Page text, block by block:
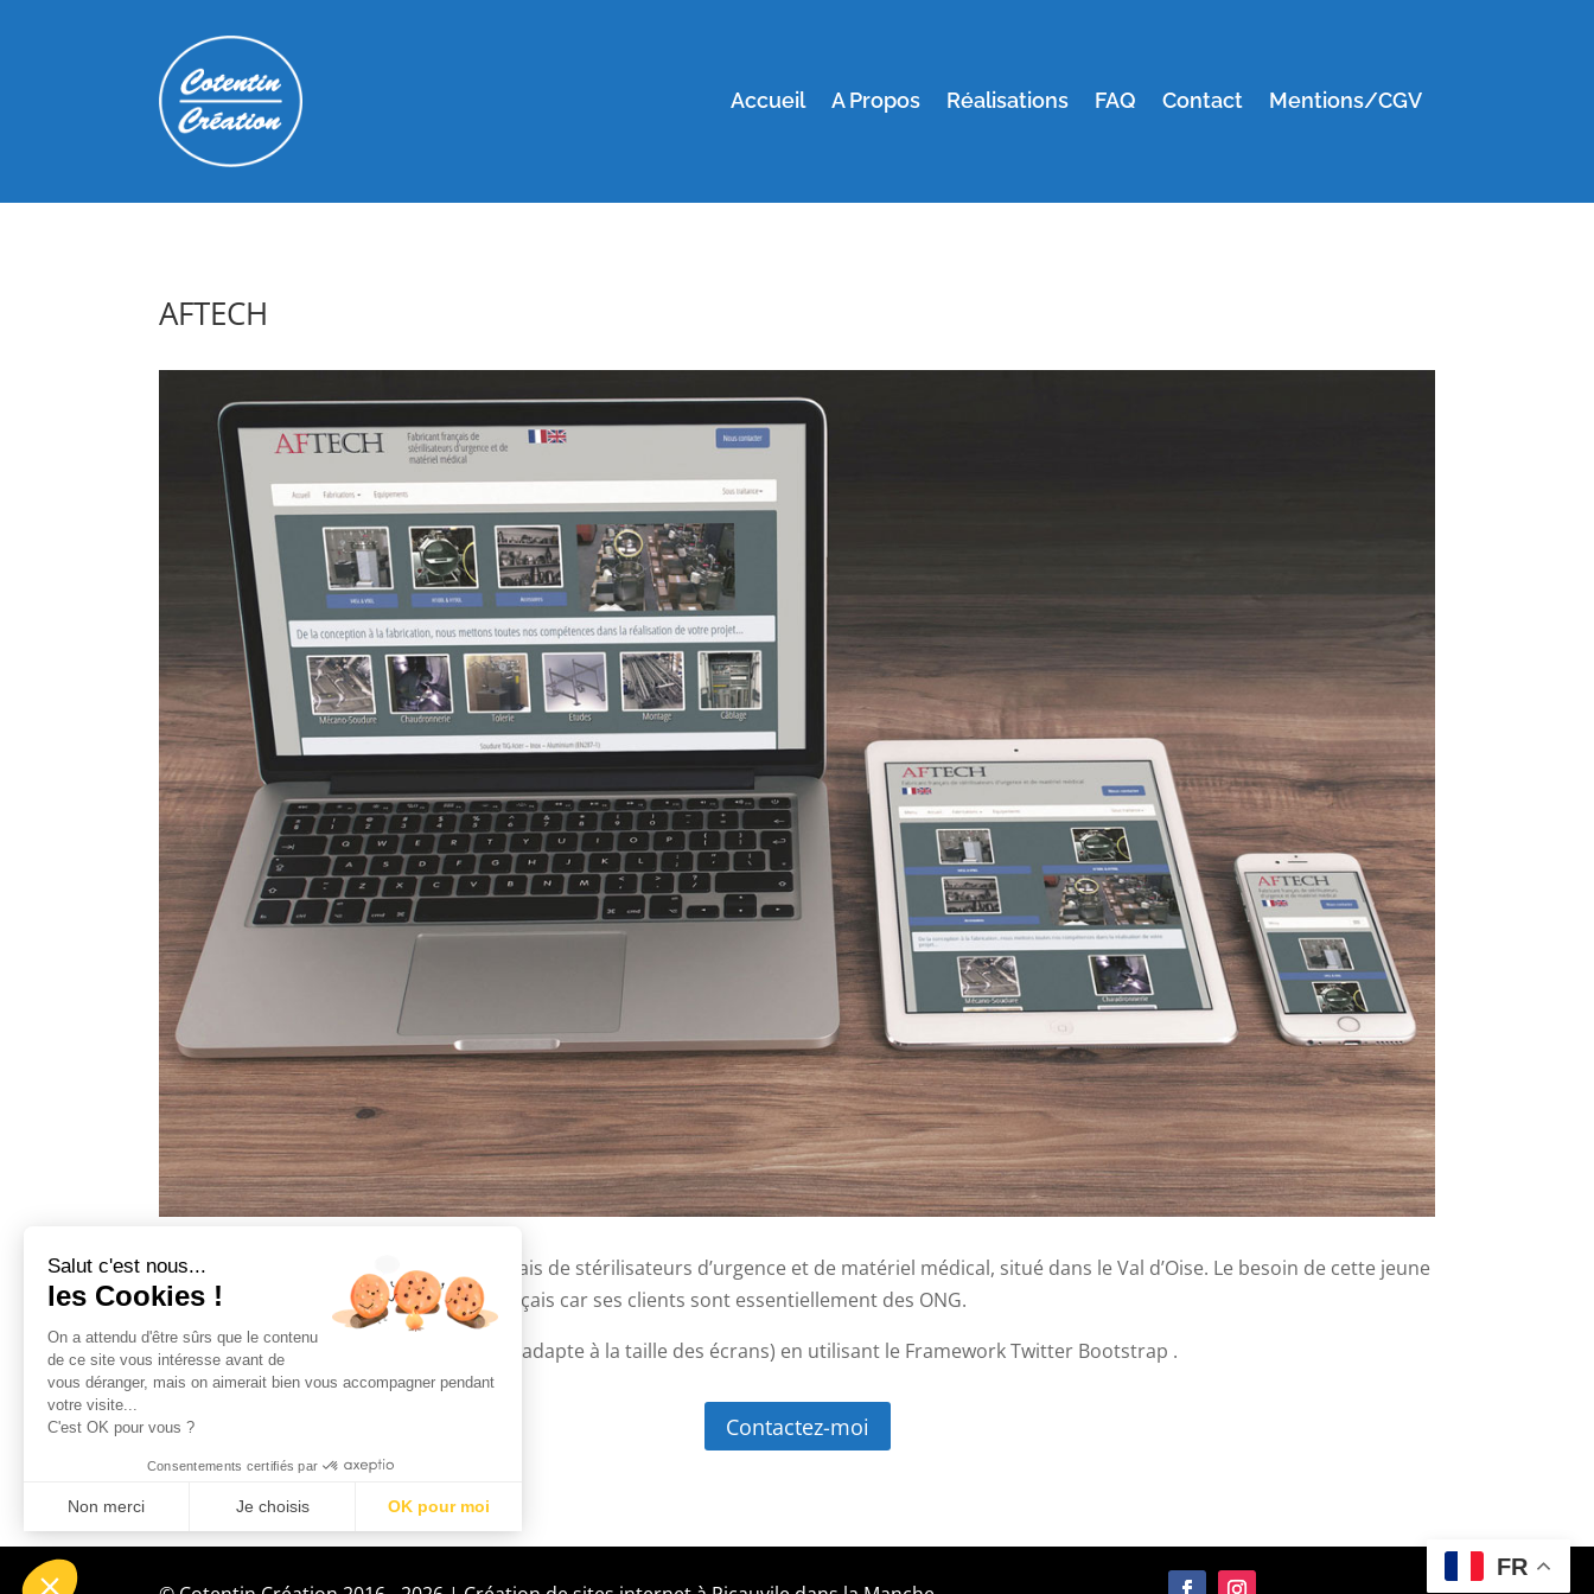
Accueil A Propos Réalisations FAQ Contact Mentions/CGV
AFTECH
La société
est un fabricant français de stérilisateurs d’urgence et de matériel médical, situé dans le Val d’Oise. Le besoin de cette jeune
société était un site bilingue anglais/français car ses clients sont essentiellement des ONG.
J’ai donc réalisé un site responsive (qui s’adapte à la taille des écrans) en utilisant le Framework Twitter Bootstrap .
Contactez-moi
FR
Salut c'est nous...
les Cookies !
On a attendu d'être sûrs que le contenu
de ce site vous intéresse avant de
vous déranger, mais on aimerait bien vous accompagner pendant
votre visite...
C'est OK pour vous ?
Consentements certifiés par
Non merci Je choisis OK pour moi
Axeptio consent
Plateforme de Gestion du Consentement : Personnalisez vos Options